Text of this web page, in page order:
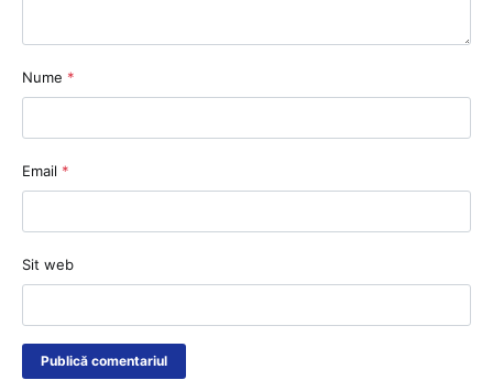
Nume *
Email *
Sit web